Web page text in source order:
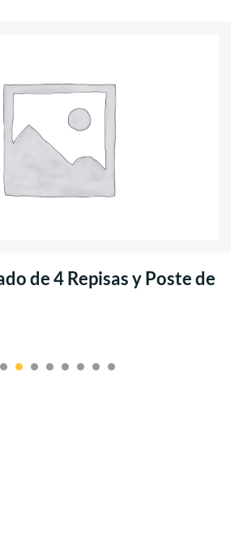
de 4 Repisas y Poste de